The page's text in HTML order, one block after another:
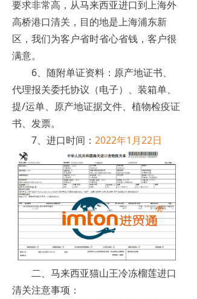
要求非常高，从马来西亚进口到上海外
高桥港口清关，目的地是上海浦东新
区，我们为客户省时省心省钱，客户很
满意。
6、随附单证资料：原产地证书、
代理报关委托协议（电子）、装箱单、
提/运单、原产地证据文件、植物检疫证
书、发票。
7、进口时间： 2022年1月22日
二、马来西亚猫山王冷冻榴莲进口
清关注意事项：